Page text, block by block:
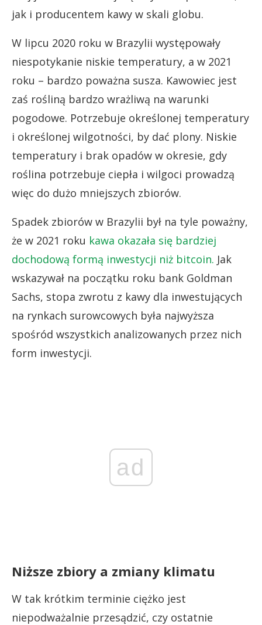
jak i producentem kawy w skali globu.
W lipcu 2020 roku w Brazylii występowały
niespotykanie niskie temperatury, a w 2021
roku – bardzo poważna susza. Kawowiec jest
zaś rośliną bardzo wrażliwą na warunki
pogodowe. Potrzebuje określonej temperatury
i określonej wilgotności, by dać plony. Niskie
temperatury i brak opadów w okresie, gdy
roślina potrzebuje ciepła i wilgoci prowadzą
więc do dużo mniejszych zbiorów.
Spadek zbiorów w Brazylii był na tyle poważny,
że w 2021 roku kawa okazała się bardziej
dochodową formą inwestycji niż bitcoin. Jak
wskazywał na początku roku bank Goldman
Sachs, stopa zwrotu z kawy dla inwestujących
na rynkach surowcowych była najwyższa
spośród wszystkich analizowanych przez nich
form inwestycji.
ad
Niższe zbiory a zmiany klimatu
W tak krótkim terminie ciężko jest
niepodważalnie przesądzić, czy ostatnie